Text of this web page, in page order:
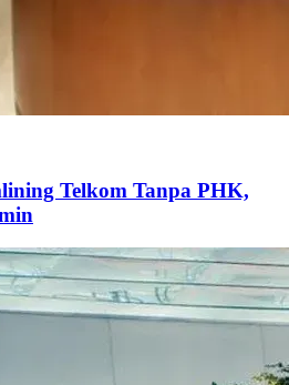
Telkom Tanpa PHK,